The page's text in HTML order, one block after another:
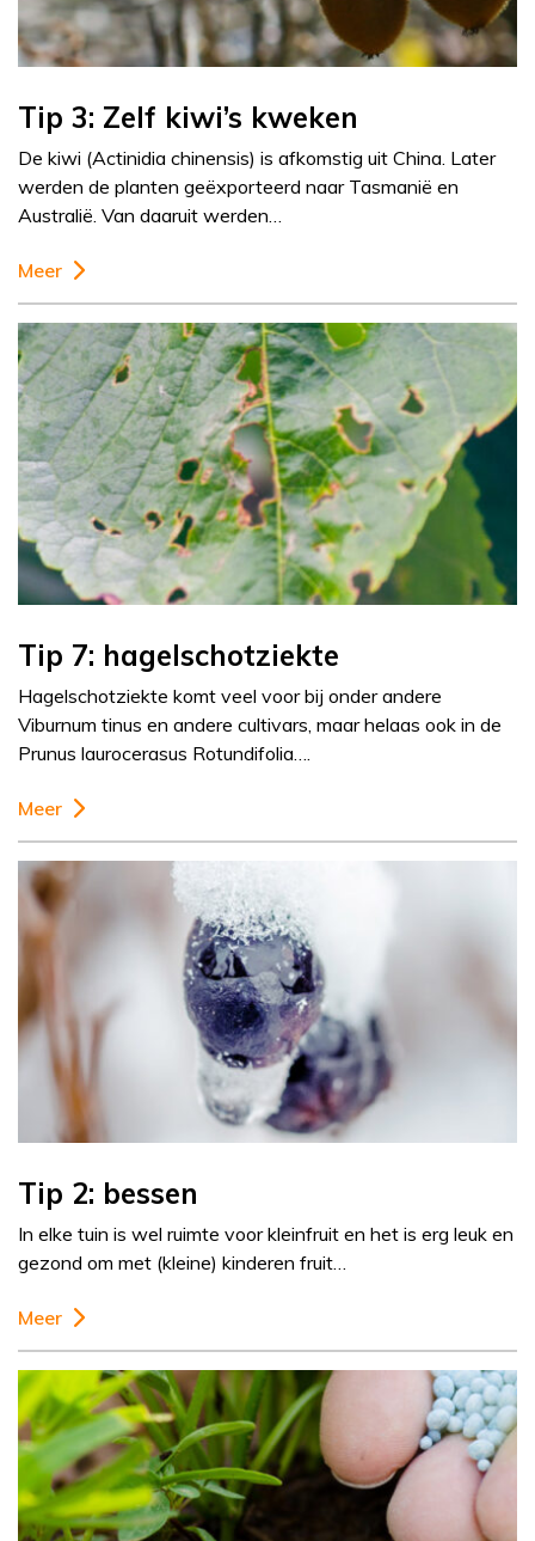
Tip 3: Zelf kiwi’s kweken
De kiwi (Actinidia chinensis) is afkomstig uit China. Later
werden de planten geëxporteerd naar Tasmanië en
Australië. Van daaruit werden…
Meer
Tip 7: hagelschotziekte
Hagelschotziekte komt veel voor bij onder andere
Viburnum tinus en andere cultivars, maar helaas ook in de
Prunus laurocerasus Rotundifolia….
Meer
Tip 2: bessen
In elke tuin is wel ruimte voor kleinfruit en het is erg leuk en
gezond om met (kleine) kinderen fruit…
Meer